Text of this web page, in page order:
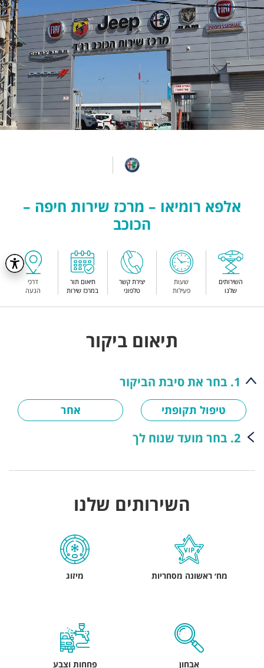
אלפא רומיאו – מרכז שירות חיפה –
הכוכב
השירותים
שלנו
שעות
פעילות
יצירת קשר
טלפוני
תיאום תור
במרכז שירות
דרכי
הגעה
תיאום ביקור
1. בחר את סיבת הביקור
טיפול תקופתי אחר
2. בחר מועד שנוח לך
השירותים שלנו
מח׳ ראשונה מסחריות מיזוג
אבחון פחחות וצבע